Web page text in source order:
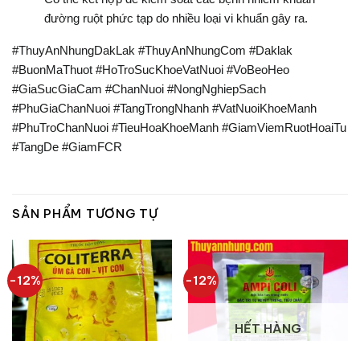
đường ruột phức tạp do nhiều loại vi khuẩn gây ra.
#ThuyAnNhungDakLak #ThuyAnNhungCom #Daklak
#BuonMaThuot #HoTroSucKhoeVatNuoi #VoBeoHeo
#GiaSucGiaCam #ChanNuoi #NongNghiepSach
#PhuGiaChanNuoi #TangTrongNhanh #VatNuoiKhoeManh
#PhuTroChanNuoi #TieuHoaKhoeManh #GiamViemRuotHoaiTu
#TangDe #GiamFCR
SẢN PHẨM TƯƠNG TỰ
-12% -12%
HẾT HÀNG